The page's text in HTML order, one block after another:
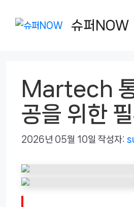
슈퍼NOW
Martech
공을 위한
2026년 05월 10일 작성자: